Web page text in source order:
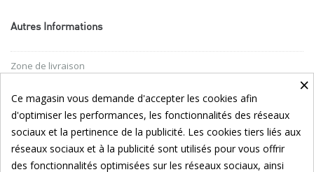
Autres Informations
Zone de livraison
Conditions générales
Nos partenaires
Suivez Noémie Sur Les Réseaux Sociaux !
×
Ce magasin vous demande d'accepter les cookies afin
d'optimiser les performances, les fonctionnalités des réseaux
sociaux et la pertinence de la publicité. Les cookies tiers liés aux
réseaux sociaux et à la publicité sont utilisés pour vous offrir
des fonctionnalités optimisées sur les réseaux sociaux, ainsi